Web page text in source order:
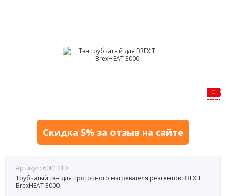
Скидка 5% за отзыв на сайте
Артикул: 6001210
Трубчатый тэн для проточного нагревателя реагентов BREXIT
BrexHEAT 3000